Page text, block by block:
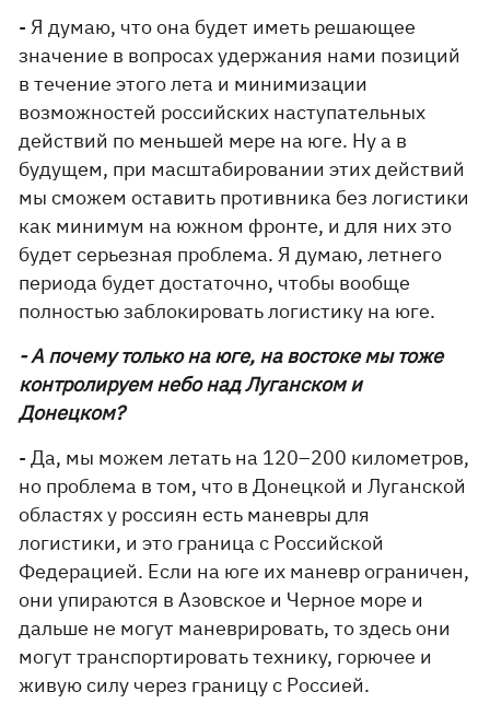
- Я думаю, что она будет иметь решающее
значение в вопросах удержания нами позиций
в течение этого лета и минимизации
возможностей российских наступательных
действий по меньшей мере на юге. Ну а в
будущем, при масштабировании этих действий
мы сможем оставить противника без логистики
как минимум на южном фронте, и для них это
будет серьезная проблема. Я думаю, летнего
периода будет достаточно, чтобы вообще
полностью заблокировать логистику на юге.
- А почему только на юге, на востоке мы тоже
контролируем небо над Луганском и
Донецком?
- Да, мы можем летать на 120–200 километров,
но проблема в том, что в Донецкой и Луганской
областях у россиян есть маневры для
логистики, и это граница с Российской
Федерацией. Если на юге их маневр ограничен,
они упираются в Азовское и Черное море и
дальше не могут маневрировать, то здесь они
могут транспортировать технику, горючее и
живую силу через границу с Россией.